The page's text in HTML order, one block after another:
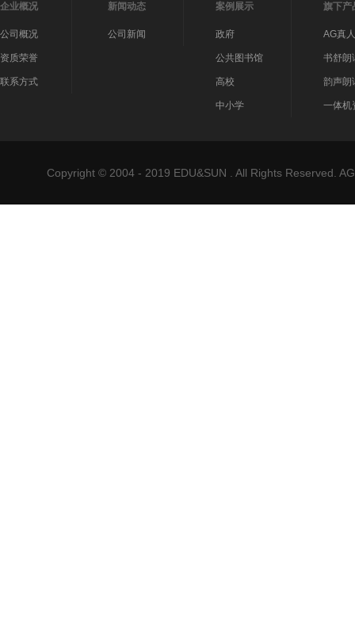
企业概况
公司概况
资质荣誉
联系方式
新闻动态
公司新闻
案例展示
政府
公共图书馆
高校
中小学
旗下产
AG真
书舒朗
韵声朗
一体机
Copyright © 2004 - 2019 EDU&SUN . All Rights Reserved.